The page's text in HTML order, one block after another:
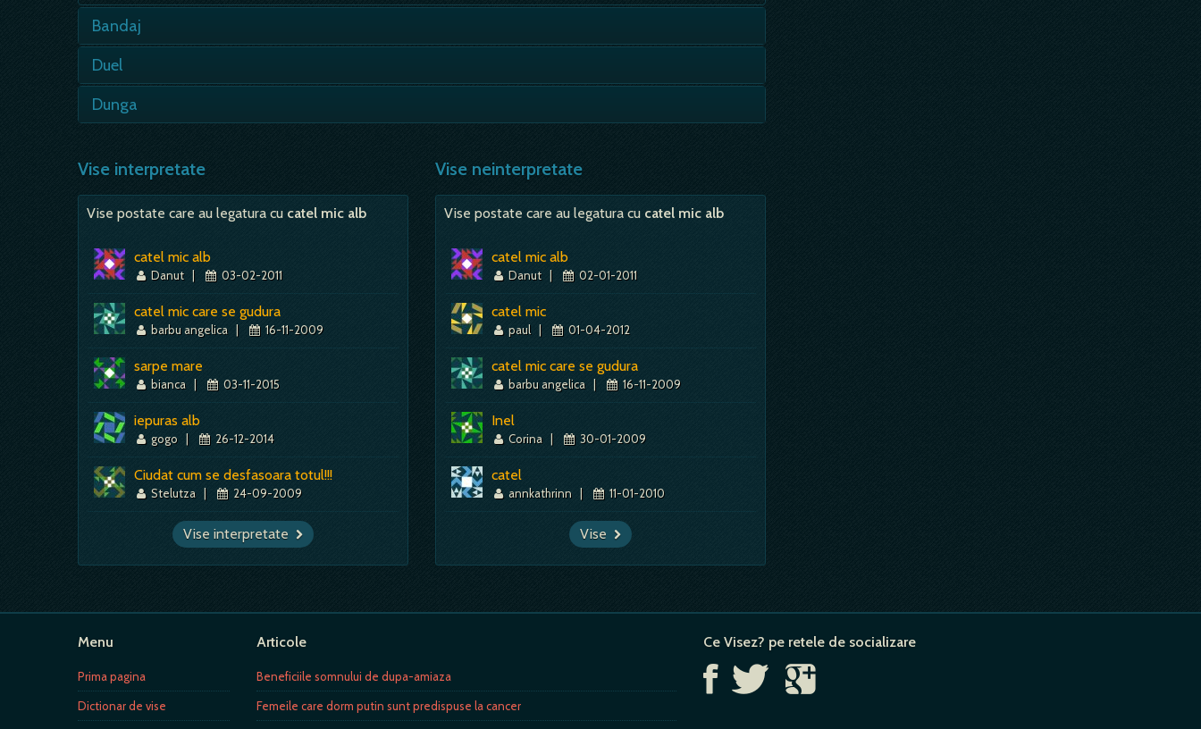
Bandaj
sentimental; - alb, curat - se…
Duel
mijloc pentru…
Dunga
reprezinta directie si cele verticale reprezinta…
Mai mult despre acest simbol: Dictionar de vise ~ Dunga
Vise interpretate
Vise postate care au legatura cu catel mic alb
catel mic alb
Danut | 03-02-2011
catel mic care se gudura
barbu angelica | 16-11-2009
sarpe mare
bianca | 03-11-2015
iepuras alb
gogo | 26-12-2014
Ciudat cum se desfasoara totul!!!
Stelutza | 24-09-2009
Vise interpretate
Vise neinterpretate
Vise postate care au legatura cu catel mic alb
catel mic alb
Danut | 02-01-2011
catel mic
paul | 01-04-2012
catel mic care se gudura
barbu angelica | 16-11-2009
Inel
Corina | 30-01-2009
catel
annkathrinn | 11-01-2010
Vise
Menu
Prima pagina
Dictionar de vise
Articole
Beneficiile somnului de dupa-amiaza
Femeile care dorm putin sunt predispuse la cancer
Ce Visez? pe retele de socializare